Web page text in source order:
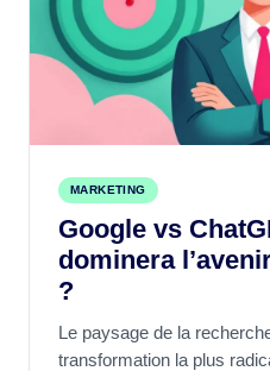
MARKETING
Google vs
dominera
?
Le paysage de la
transformation la plus